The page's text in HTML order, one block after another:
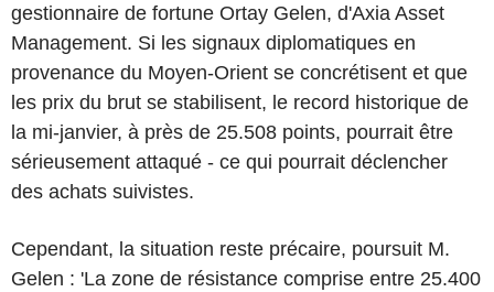
gestionnaire de fortune Ortay Gelen, d'Axia Asset
Management. Si les signaux diplomatiques en
provenance du Moyen-Orient se concrétisent et que
les prix du brut se stabilisent, le record historique de
la mi-janvier, à près de 25.508 points, pourrait être
sérieusement attaqué - ce qui pourrait déclencher
des achats suivistes.
Cependant, la situation reste précaire, poursuit M.
Gelen : 'La zone de résistance comprise entre 25.400